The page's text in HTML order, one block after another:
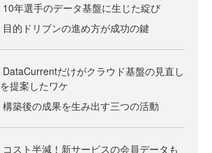
10年選手のデータ基盤に生じた綻び
目的ドリブンの進め方が成功の鍵
DataCurrentだけがクラウド基盤の見直し
を提案したワケ
構築後の成果を生み出す三つの活動
コスト半減！新サービスの会員データも